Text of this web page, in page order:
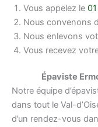
Vous appelez le
Nous convenons
Nous enlevons
Vous recevez
Épaviste
Notre équipe
dans tout le Val-
d’un rendez-vous